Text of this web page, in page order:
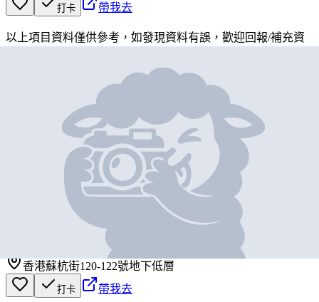
打卡 帶我去
以上項目資料僅供參考，如發現資料有誤，歡迎回報/補充資
香港蘇杭街120-122號地下低層
打卡 帶我去